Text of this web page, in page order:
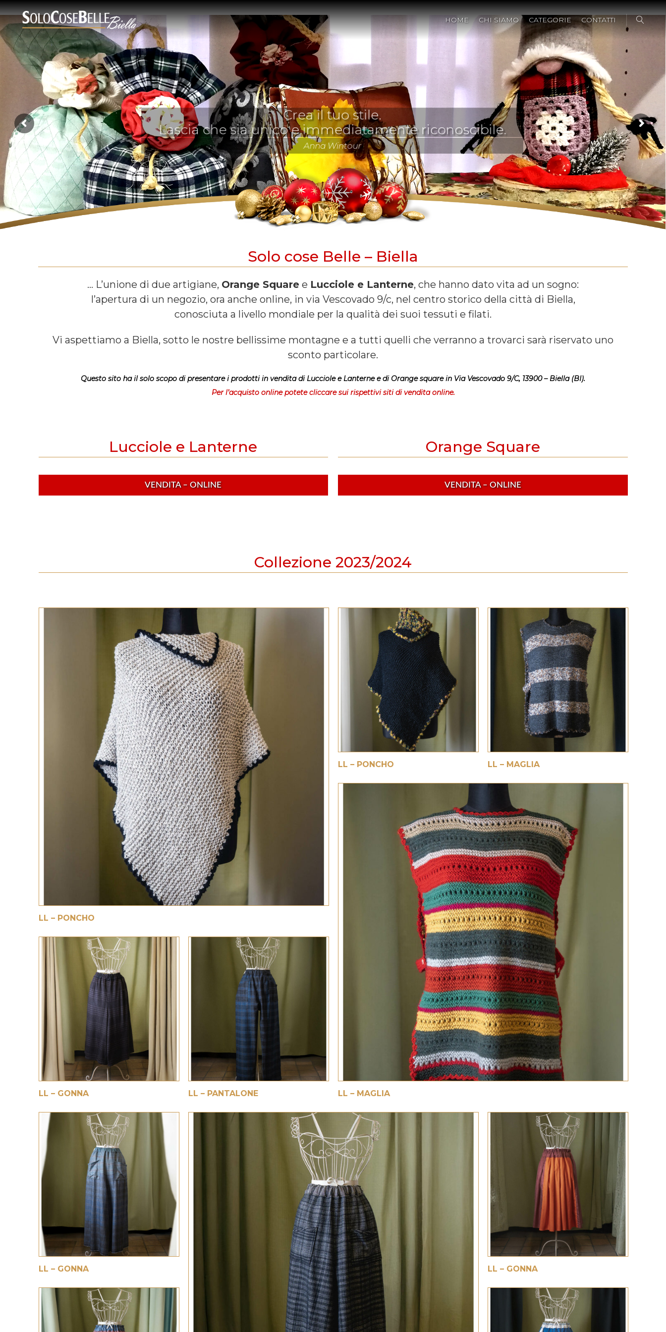
HOME CHI SIAMO CATEGORIE CONTATTI
Crea il tuo stile.
Lascia che sia unico e immediatamente riconoscibile.
Anna Wintour
Solo cose Belle – Biella
… L’unione di due artigiane, Orange Square e Lucciole e Lanterne, che hanno dato vita ad un sogno:
l’apertura di un negozio, ora anche online, in via Vescovado 9/c, nel centro storico della città di Biella,
conosciuta a livello mondiale per la qualità dei suoi tessuti e filati.
Vi aspettiamo a Biella, sotto le nostre bellissime montagne e a tutti quelli che verranno a trovarci sarà riservato uno
sconto particolare.
Questo sito ha il solo scopo di presentare i prodotti in vendita di Lucciole e Lanterne e di Orange square in Via Vescovado 9/C, 13900 – Biella (BI).
Per l’acquisto online potete cliccare sui rispettivi siti di vendita online.
Lucciole e Lanterne
VENDITA – ONLINE
Orange Square
VENDITA – ONLINE
Collezione 2023/2024
LL – PONCHO
LL – PONCHO LL – MAGLIA
LL – MAGLIA
LL – GONNA
€
LL – PANTALONE
LL – GONNA
€
LL – GONNA